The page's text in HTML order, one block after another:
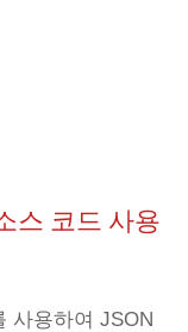
스 코드 사용
사용하여 JSON